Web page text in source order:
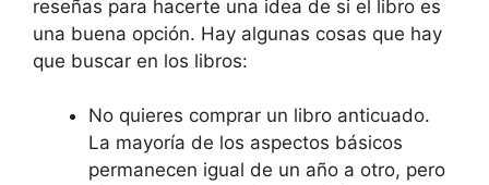
reseñas para hacerte una idea de si el libro es
una buena opción. Hay algunas cosas que hay
que buscar en los libros:
No quieres comprar un libro anticuado.
La mayoría de los aspectos básicos
permanecen igual de un año a otro, pero